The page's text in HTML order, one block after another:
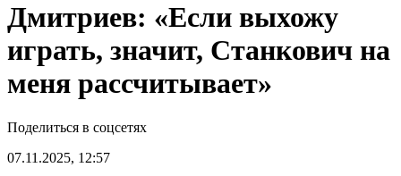
Дмитриев: «Если выхожу
играть, значит, Станкович на
меня рассчитывает»
Поделиться в соцсетях
07.11.2025, 12:57